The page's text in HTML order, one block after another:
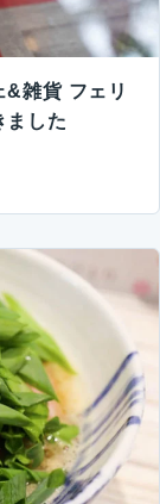
雑貨 フェリ
ました